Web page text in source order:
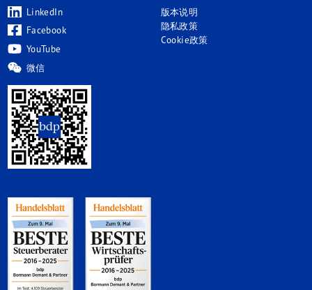
LinkedIn
Facebook
YouTube
微信
版本说明
隐私政策
Cookie政策